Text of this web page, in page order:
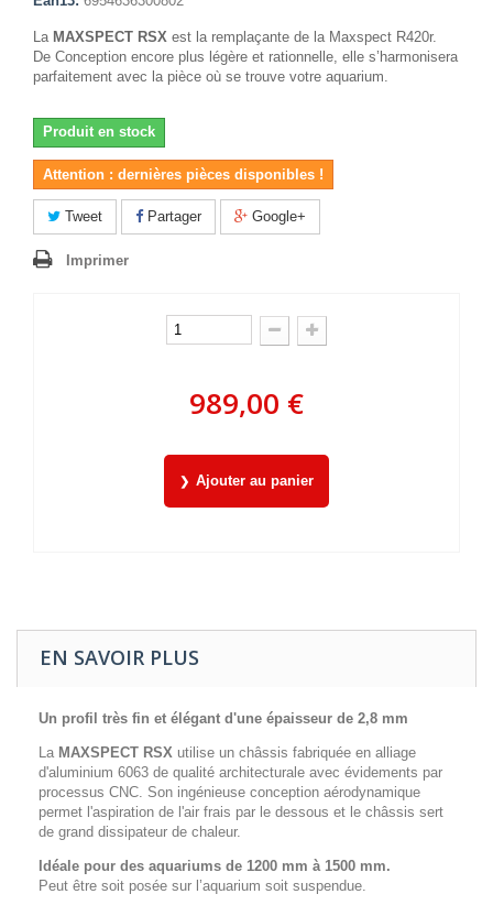
La MAXSPECT RSX est la remplaçante de la Maxspect R420r.
De Conception encore plus légère et rationnelle, elle s’harmonisera
parfaitement avec la pièce où se trouve votre aquarium.
Produit en stock
Attention : dernières pièces disponibles !
Tweet Partager Google+
Imprimer
989,00 €
Ajouter au panier
EN SAVOIR PLUS
Un profil très fin et élégant d'une épaisseur de 2,8 mm
La MAXSPECT RSX utilise un châssis fabriquée en alliage
d'aluminium 6063 de qualité architecturale avec évidements par
processus CNC. Son ingénieuse conception aérodynamique
permet l'aspiration de l'air frais par le dessous et le châssis sert
de grand dissipateur de chaleur.
Idéale pour des aquariums de 1200 mm à 1500 mm.
Peut être soit posée sur l’aquarium soit suspendue.